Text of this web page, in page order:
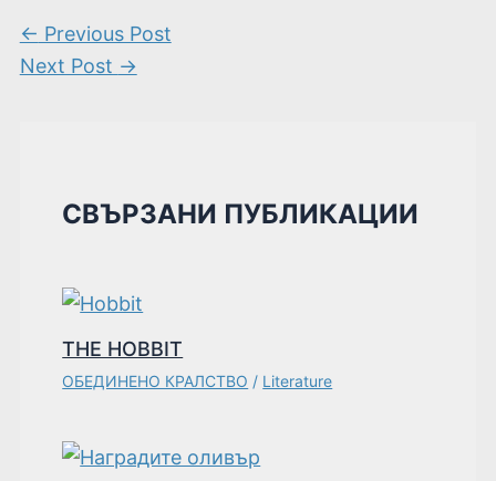
← Previous Post
Next Post →
СВЪРЗАНИ ПУБЛИКАЦИИ
THE HOBBIT
ОБЕДИНЕНО КРАЛСТВО / Literature